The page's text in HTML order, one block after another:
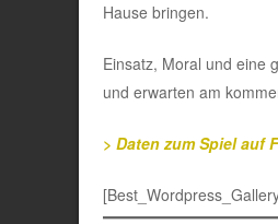
Hause bringen.
Einsatz, Moral und eine
und erwarten am
> Daten zum Spiel auf